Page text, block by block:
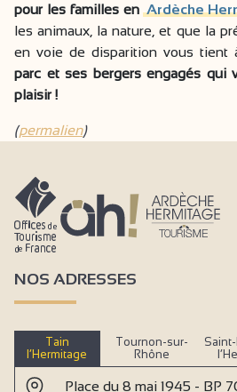
pour les familles enArdèche
les animaux, la nature, et que la
en voie de disparition vous tient
parc et ses bergers engagés qui
plaisir !
(permalien)
NOS ADRESSES
Tain
l’Hermitage
Tournon-sur-
Rhône
Place du 8 mai 1945 - BP